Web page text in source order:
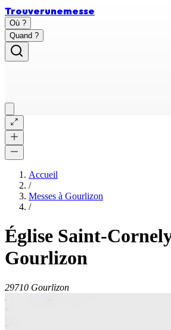
Trouverunemesse
Où ?
Quand ?
Accueil
/
Messes à Gourlizon
/
Église Saint-
Gourlizon
29710 Gourlizon